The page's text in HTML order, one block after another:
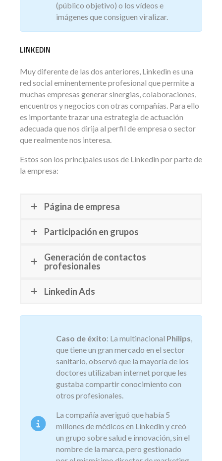
(público objetivo) o los vídeos e
imágenes que consiguen viralizar.
LINKEDIN
Muy diferente de las dos anteriores, Linkedin es una
red social eminentemente profesional que permite a
muchas empresas generar sinergias, colaboraciones,
encuentros y negocios con otras compañías. Para ello
es importante trazar una estrategia de actuación
adecuada que nos dirija al perfil de empresa o sector
que realmente nos interesa.
Estos son los principales usos de Linkedin por parte de
la empresa:
Página de empresa
Participación en grupos
Generación de contactos
profesionales
Linkedin Ads
Caso de éxito: La multinacional Philips
que tiene un gran mercado en el sector
sanitario, observó que la mayoría de los
doctores utilizaban internet porque les
gustaba compartir conocimiento con
otros profesionales.
La compañía averiguó que había 5
millones de médicos en Linkedin y creó
un grupo sobre salud e innovación, sin el
nombre de la marca, pero gestionado